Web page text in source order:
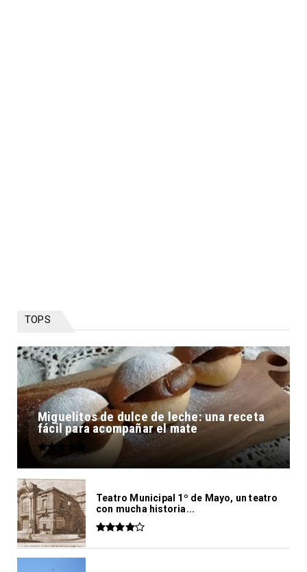
TOPS
Miguelitos de dulce de leche: una receta
fácil para acompañar el mate
Teatro Municipal 1º de Mayo, un teatro
con mucha historia...